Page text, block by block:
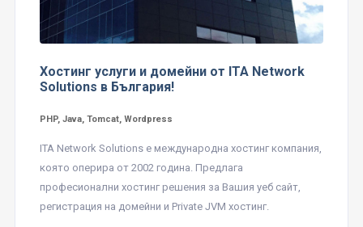
Хостинг услуги и домейни от ITA Network
Solutions в България!
PHP, Java, Tomcat, Wordpress
ITA Network Solutions е международна хостинг компания,
която оперира от 2002 година. Предлага
професионални хостинг решения за Вашия уеб сайт,
регистрация на домейни и Private JVM хостинг.